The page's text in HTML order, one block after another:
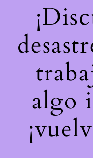
algo